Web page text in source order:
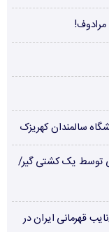
سالمندان کهریزک
توسط یک کشتی گیر/
قهرمانی ایران در